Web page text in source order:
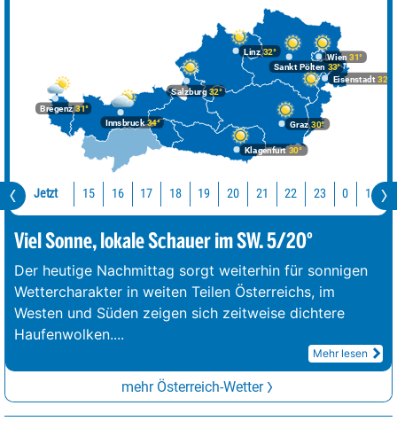
Bregenz31°
Graz30°
Innsbruck34°
Klagenfurt 30°
Linz32°
Salzburg32°
Wien 31°
Eisenstadt 32°
Sankt Pölten 33°
Jetzt 15 16 17 18 19 20 21 22 23 0 1
Viel Sonne, lokale Schauer im SW. 5/20°
Der heutige Nachmittag sorgt weiterhin für sonnigen
Wettercharakter in weiten Teilen Österreichs, im
Westen und Süden zeigen sich zeitweise dichtere
Haufenwolken....
Mehr lesen
mehr Österreich-Wetter